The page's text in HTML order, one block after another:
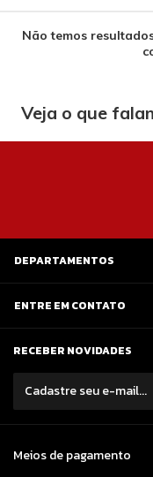
Não temos
Veja o que
DEPARTAMENTOS
ENTRE EM CONTATO
RECEBER NOVIDADES
Meios de pagamento